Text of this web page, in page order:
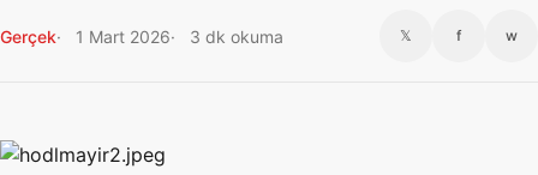
Gerçek 1 Mart 2026 3 dk okuma 𝕏 f w